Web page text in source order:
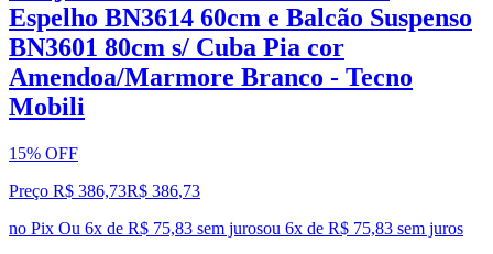
Espelho BN3614 60cm e Balcão Suspenso
BN3601 80cm s/ Cuba Pia cor
Amendoa/Marmore Branco - Tecno
Mobili
15% OFF
Preço R$ 386,73R$ 386,73
no Pix Ou 6x de R$ 75,83 sem jurosou 6x de R$ 75,83 sem juros